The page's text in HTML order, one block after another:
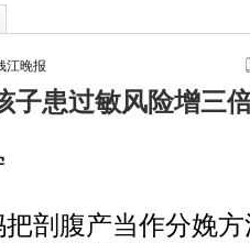
江晚报
子患过敏风险增三
剖腹产当作分娩方